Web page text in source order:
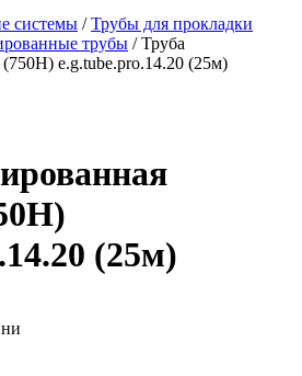
системы /Трубы для прокладки
трубы / Труба
e.g.tube.pro.14.20 (25м)
(25м)